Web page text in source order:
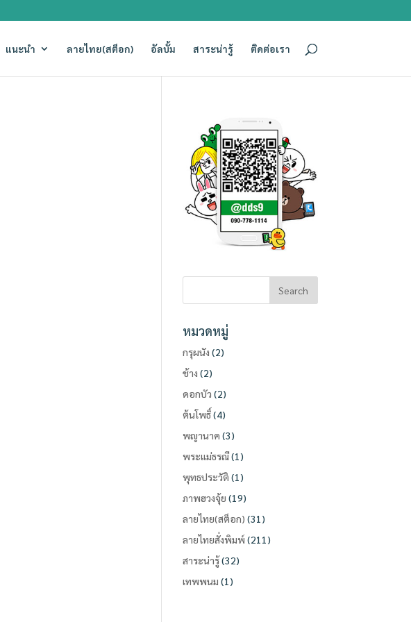
แนะนำ ลายไทย(สต็อก) อัลบั้ม สาระน่ารู้ ติดต่อเรา
หมวดหมู่
กรุผนัง (2)
ช้าง (2)
ดอกบัว (2)
ต้นโพธิ์(4)
พญานาค (3)
พระแม่ธรณี(1)
พุทธประวัติ (1)
ภาพฮวงจุ้ย (19)
ลายไทย(สต็อก) (31)
ลายไทยสั่งพิมพ์ (211)
สาระน่ารู้(32)
เทพพนม (1)